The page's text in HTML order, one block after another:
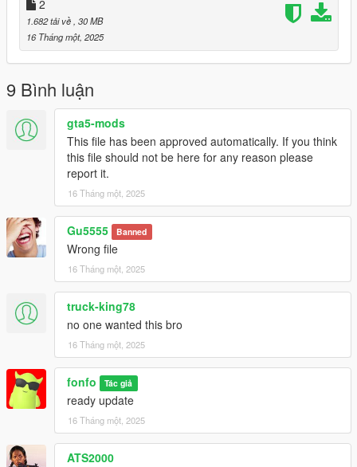
2
1.682 tải về , 30 MB
16 Tháng một, 2025
9 Bình luận
gta5-mods
This file has been approved automatically. If you think
this file should not be here for any reason please
report it.
16 Tháng một, 2025
Gu5555 Banned
Wrong file
16 Tháng một, 2025
truck-king78
no one wanted this bro
16 Tháng một, 2025
fonfo Tác giả
ready update
16 Tháng một, 2025
ATS2000